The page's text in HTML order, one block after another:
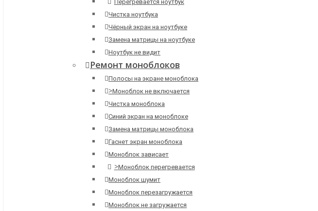
Перегревается ноутбук
Чистка ноутбука
Чёрный экран на ноутбуке
Замена матрицы на ноутбуке
Ноутбук не видит
Ремонт моноблоков
Полосы на экране моноблока
>Моноблок не включается
Чистка моноблока
Синий экран на моноблоке
Замена матрицы моноблока
Гаснет экран моноблока
Моноблок зависает
>Моноблок перегревается
Моноблок шумит
Моноблок перезагружается
Моноблок не загружается